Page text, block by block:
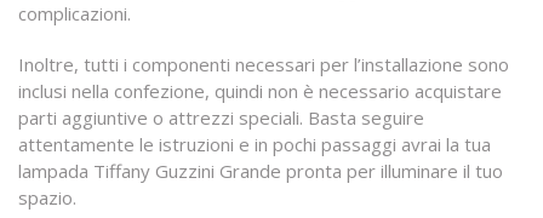
complicazioni.
Inoltre, tutti i componenti necessari per l’installazione sono
inclusi nella confezione, quindi non è necessario acquistare
parti aggiuntive o attrezzi speciali. Basta seguire
attentamente le istruzioni e in pochi passaggi avrai la tua
lampada Tiffany Guzzini Grande pronta per illuminare il tuo
spazio.